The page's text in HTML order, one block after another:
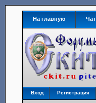
На главную Чат
Вход Регистрация